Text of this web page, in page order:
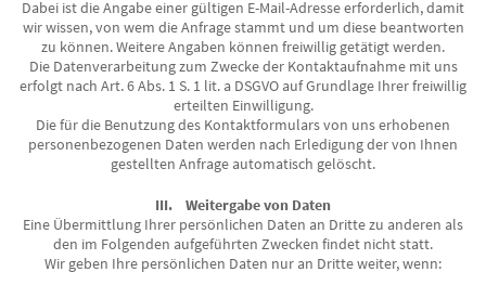
Dabei ist die Angabe einer gültigen E-Mail-Adresse erforderlich, damit
wir wissen, von wem die Anfrage stammt und um diese beantworten
zu können. Weitere Angaben können freiwillig getätigt werden.
Die Datenverarbeitung zum Zwecke der Kontaktaufnahme mit uns
erfolgt nach Art. 6 Abs. 1 S. 1 lit. a DSGVO auf Grundlage Ihrer freiwillig
erteilten Einwilligung.
Die für die Benutzung des Kontaktformulars von uns erhobenen
personenbezogenen Daten werden nach Erledigung der von Ihnen
gestellten Anfrage automatisch gelöscht.
III. Weitergabe von Daten
Eine Übermittlung Ihrer persönlichen Daten an Dritte zu anderen als
den im Folgenden aufgeführten Zwecken findet nicht statt.
Wir geben Ihre persönlichen Daten nur an Dritte weiter, wenn: